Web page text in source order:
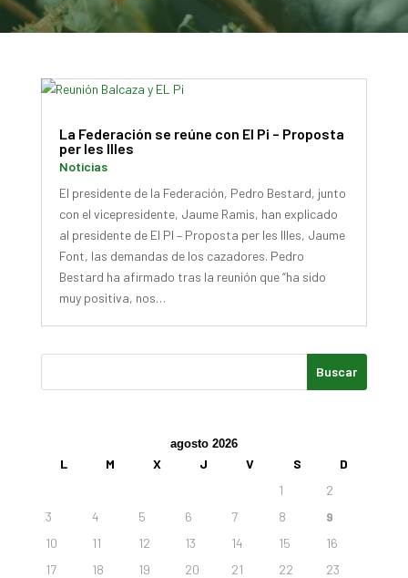
La Federación se reúne con El Pi – Proposta
per les Illes
Noticias
El presidente de la Federación, Pedro Bestard, junto
con el vicepresidente, Jaume Ramis, han explicado
al presidente de El PI – Proposta per les Illes, Jaume
Font, las demandas de los cazadores. Pedro
Bestard ha afirmado tras la reunión que “ha sido
muy positiva, nos…
agosto 2026
L M X J V S
D
1
2
3
4 5 6 7 8
9
10
11 12 13 14 15
16
17
18 19 20 21 22
23